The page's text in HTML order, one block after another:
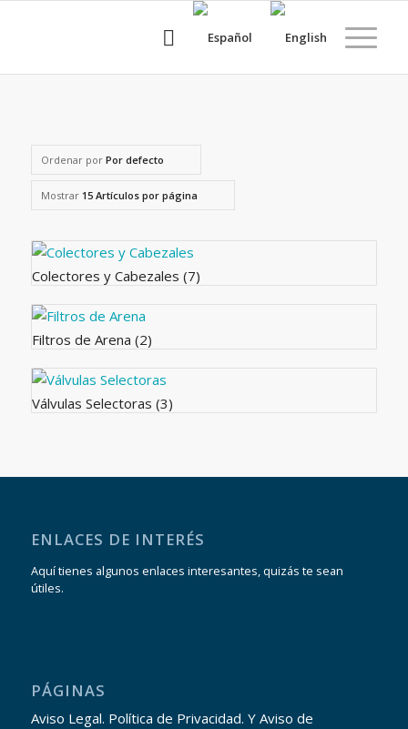
Ordenar por Por defecto
Mostrar 15 Artículos por página
Colectores y Cabezales (7)
Filtros de Arena (2)
Válvulas Selectoras (3)
ENLACES DE INTERÉS
Aquí tienes algunos enlaces interesantes, quizás te sean
útiles.
PÁGINAS
Aviso Legal. Política de Privacidad. Y Aviso de